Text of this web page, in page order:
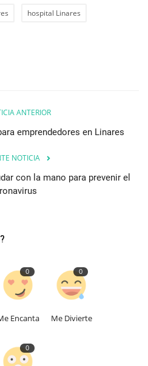
hospital Linares
ANTERIOR
emprendedores en Linares
NOTICIA
con la mano para prevenir el
0
Encanta
0
Me Divierte
0